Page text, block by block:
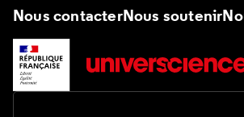
Nous contacterNous soutenir